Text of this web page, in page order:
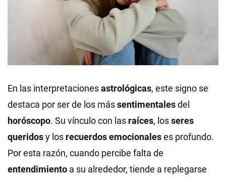
En las interpretacionesastrológicas, este signo se
destaca por ser de los mássentimentalesdel
horóscopo. Su vínculo con las raíces, losseres
queridosy los recuerdos emocionaleses profundo.
Por esta razón, cuando percibe falta de
entendimiento a su alrededor, tiende a replegarse